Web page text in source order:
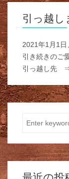
引っ越し
2021年1月1日
引き続きのご
引っ越し先